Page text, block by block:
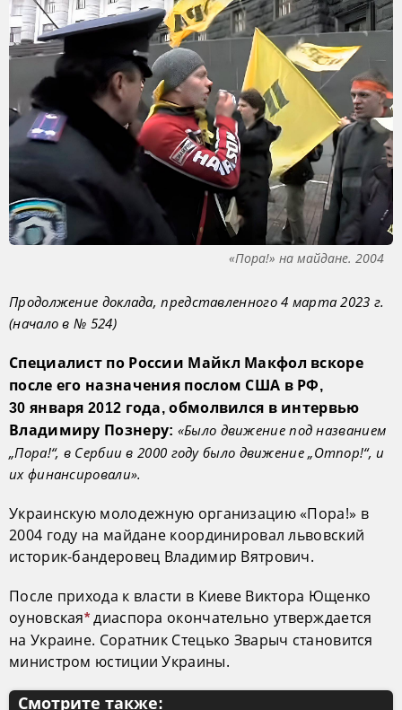
«Пора!» на майдане. 2004
Продолжение доклада, представленного 4 марта 2023 г.
(начало в № 524)
Специалист по России Майкл Макфол вскоре
после его назначения послом США в РФ,
30 января 2012 года, обмолвился в интервью
Владимиру Познеру: «Было движение под названием
„Пора!“, в Сербии в 2000 году было движение „Отпор!“, и
их финансировали».
Украинскую молодежную организацию «Пора!» в
2004 году на майдане координировал львовский
историк-бандеровец Владимир Вятрович.
После прихода к власти в Киеве Виктора Ющенко
оуновская* диаспора окончательно утверждается
на Украине. Соратник Стецько Зварыч становится
министром юстиции Украины.
Смотрите также: